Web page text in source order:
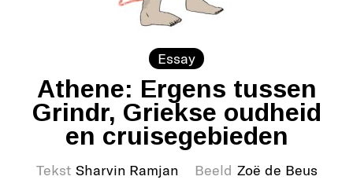
Essay
Athene: Ergens tussen
Grindr, Griekse oudheid
en cruisegebieden
Tekst Sharvin Ramjan Beeld Zoë de Beus